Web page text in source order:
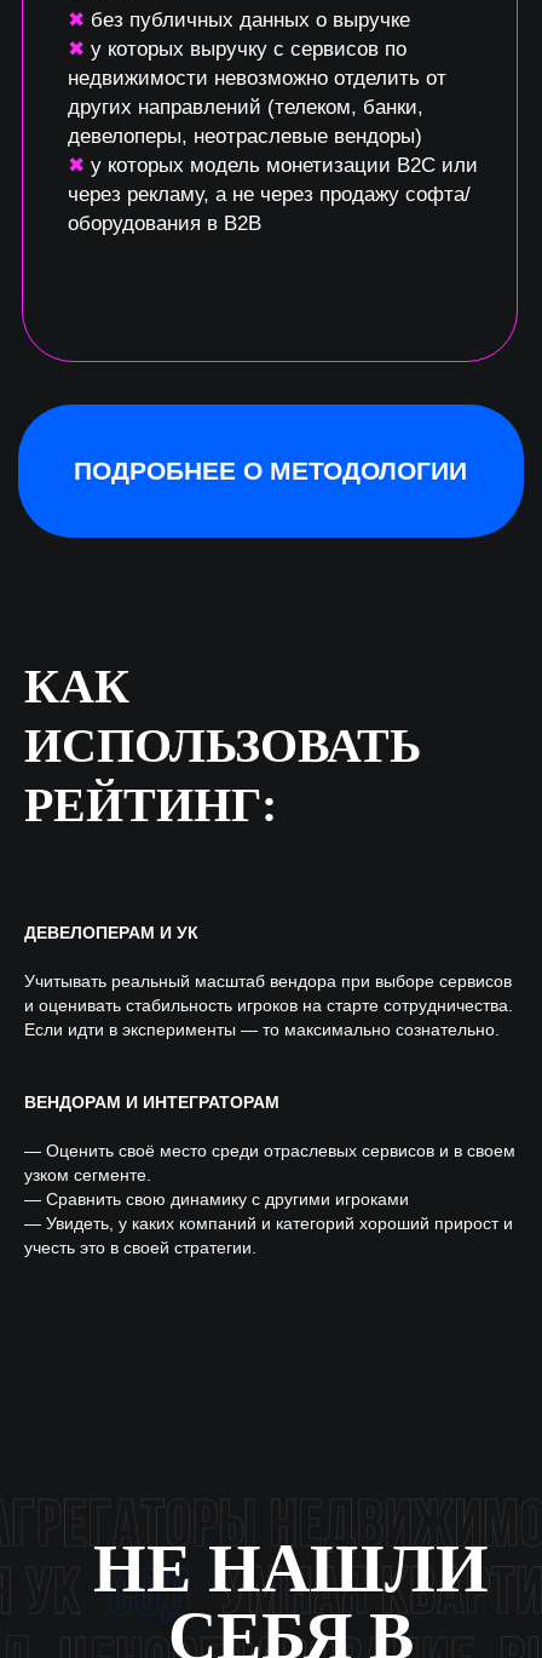
КАК
ИСПОЛЬЗОВАТЬ
РЕЙТИНГ:
ДЕВЕЛОПЕРАМ И УК
Учитывать реальный масштаб вендора при выборе сервисов
и оценивать стабильность игроков на старте сотрудничества.
Если идти в эксперименты — то максимально сознательно.
ВЕНДОРАМ И ИНТЕГРАТОРАМ
— Оценить своё место среди отраслевых сервисов и в своем
узком сегменте.
— Сравнить свою динамику с другими игроками
— Увидеть, у каких компаний и категорий хороший прирост и
учесть это в своей стратегии.
Согласие на осуществление рекламной
рассылки
Оферта
Согласие на обработку персональных данных
Политика конфиденциальности
© ООО «Цифровые медиаресурсы»,
ПОДПИСАТЬСЯ
MAX
ПОДКАСТЫ
TELEGRAM